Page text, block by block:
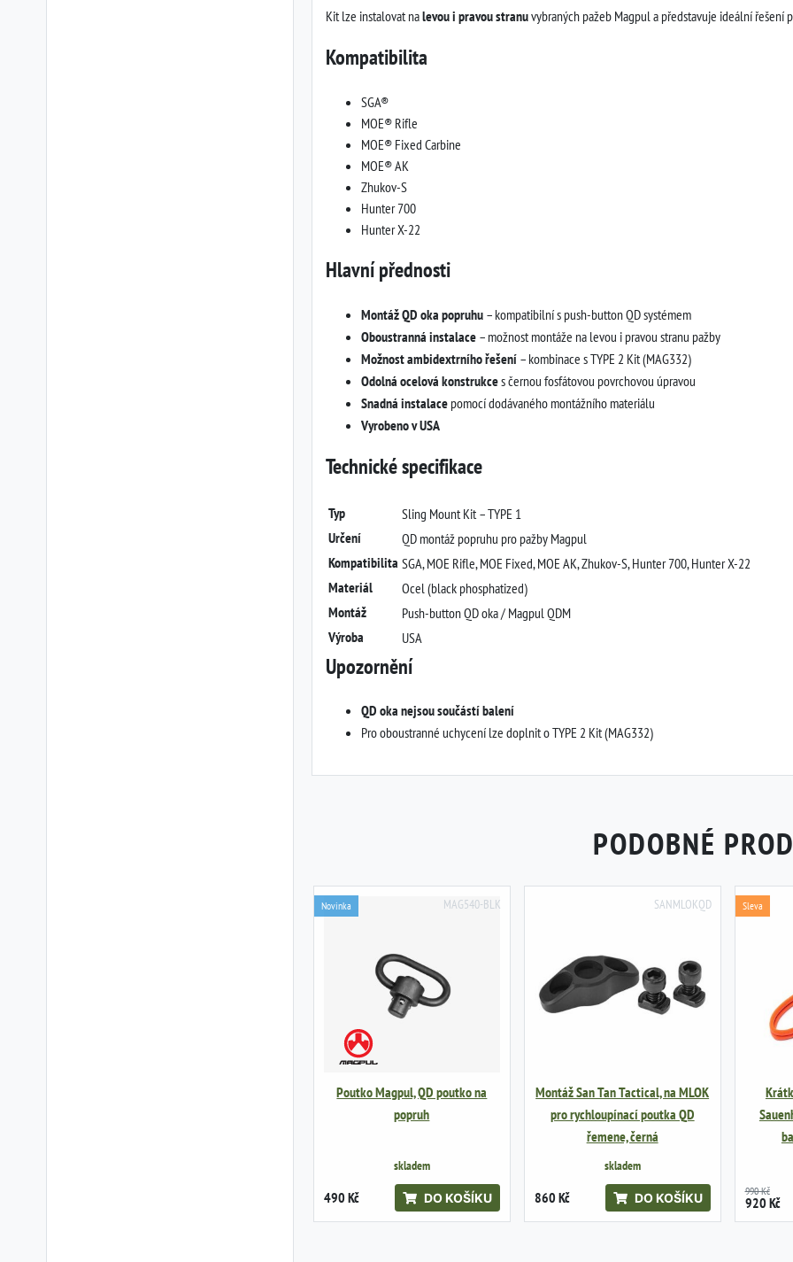
Kit lze instalovat nalevou i pravou stranuvybraných pažeb Magpul a představuje ideální řešení
Kompatibilita
SGA®
MOE® Rifle
MOE® Fixed Carbine
MOE® AK
Zhukov-S
Hunter 700
Hunter X-22
Hlavní přednosti
Montáž QD oka popruhu – kompatibilní s push-button QD systémem
Oboustranná instalace – možnost montáže na levou i pravou stranu pažby
Možnost ambidextrního řešení – kombinace s TYPE 2 Kit (MAG332)
Odolná ocelová konstrukces černou fosfátovou povrchovou úpravou
Snadná instalace pomocí dodávaného montážního materiálu
Vyrobeno v USA
Technické specifikace
Typ Sling Mount Kit – TYPE 1
Určení QD montáž popruhu pro pažby Magpul
Kompatibilita SGA, MOE Rifle, MOE Fixed, MOE AK, Zhukov-S, Hunter 700, Hunter X-22
Materiál Ocel (black phosphatized)
Montáž Push-button QD oka / Magpul QDM
Výroba USA
Upozornění
QD oka nejsou součástí balení
Pro oboustranné uchycení lze doplnit o TYPE 2 Kit (MAG332)
PODOBNÉ
MAG540-BLK
Novinka
Poutko Magpul, QD poutko na
popruh
skladem
490 Kč DO KOŠÍKU
SANMLOKQD
Montáž San Tan Tactical, na MLOK
pro rychloupínací poutka QD
řemene, černá
skladem
860 Kč DO KOŠÍKU
Sleva
990 Kč
920 Kč